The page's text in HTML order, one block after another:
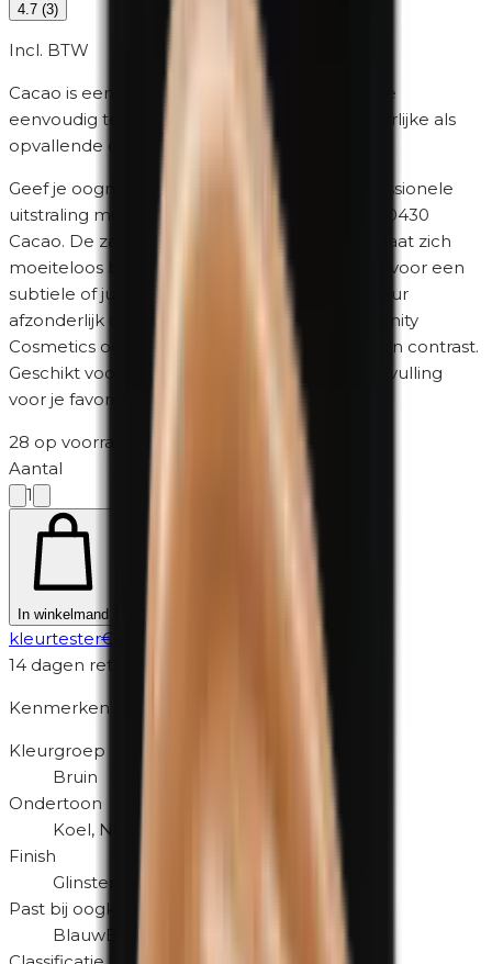
4.7 (3)
Incl. BTW
Cacao is een diep cacaobruin oogschaduw die
eenvoudig te combineren is met zowel natuurlijke als
opvallende ooglooks.
Geef je oogmake-up een verzorgde en professionele
uitstraling met Unity Cosmetics Oogschaduw 0430
Cacao. De zachte formule brengt egaal aan, laat zich
moeiteloos blenden en bouwt eenvoudig op voor een
subtiele of juist intensere look. Draag deze kleur
afzonderlijk of combineer hem met andere Unity
Cosmetics oogschaduwen voor extra diepte en contrast.
Geschikt voor gevoelige ogen en ideaal als navulling
voor je favoriete palette.
28 op voorraad
Aantal
1
In winkelmand
Niet zeker? Probeer eerst een
kleurtester€
14 dagen retour
Kenmerken
Kleurgroep
Bruin
Ondertoon
Koel, Neutraal
Finish
Glinsterend
Past bij oogkleur
BlauwBruin